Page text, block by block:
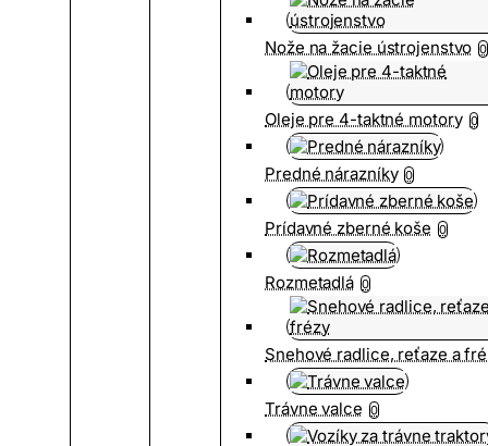
Nože na žacie ústrojenstvo 0
Oleje pre 4-taktné motory 0
Predné nárazníky 0
Prídavné zberné koše 0
Rozmetadlá 0
Snehové radlice, reťaze a
Trávne valce 0